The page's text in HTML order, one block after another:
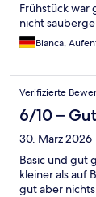
Frühstück war
nicht
Bianca,
Verifizierte
6/10 – Gut
30. März 2026
Basic und gut
kleiner als auf
gut aber